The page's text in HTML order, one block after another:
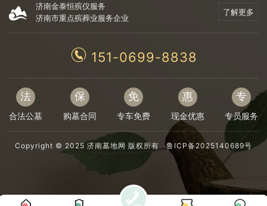
济南金泰恒殡仪服务
济南市重点殡葬业服务企业
了解更多
151-0699-8838
法
合法公墓
保
购墓合同
免
专车免费
惠
现金优惠
专
专员服务
Copyright © 2025 济南墓地网 版权所有鲁ICP备2025140689号